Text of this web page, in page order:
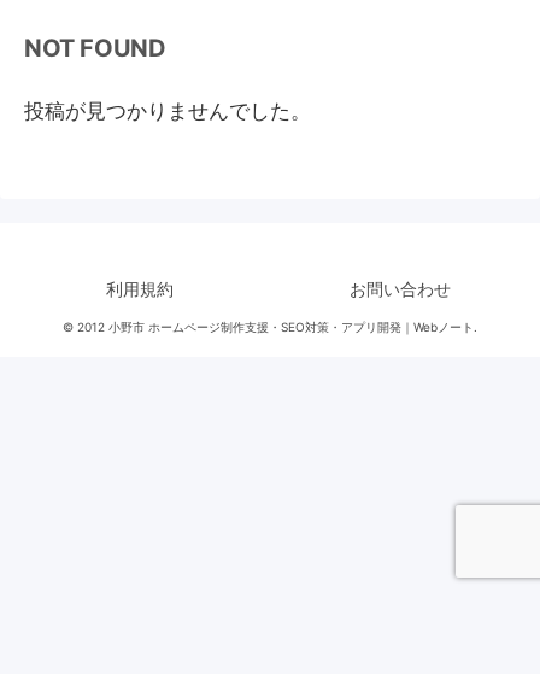
NOT FOUND
投稿が見つかりませんでした。
利用規約 お問い合わせ
© 2012 小野市 ホームページ制作支援・SEO対策・アプリ開発｜Webノート.